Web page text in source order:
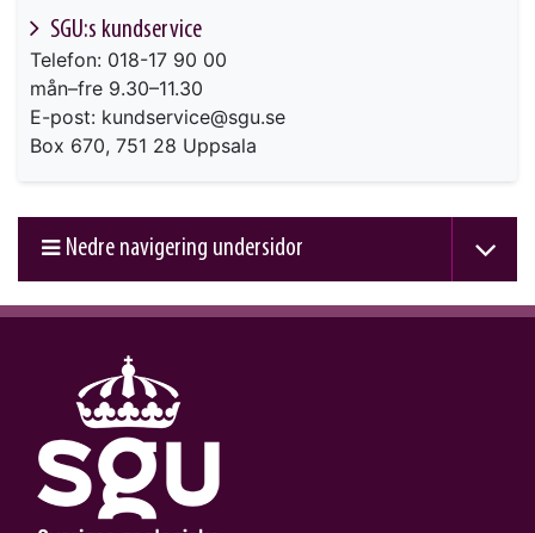
SGU:s kundservice
Telefon: 018-17 90 00
mån–fre 9.30–11.30
E-post: kundservice@sgu.se
Box 670, 751 28 Uppsala
Nedre navigering undersidor